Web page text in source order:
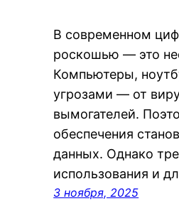
В современном
роскошью — это
Компьютеры,
угрозами — от
вымогателей.
обеспечения
данных. Однако
использования и
3 ноября, 2025